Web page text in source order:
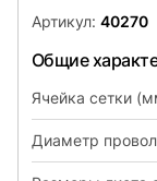
Артикул: 40270
Общие
Ячейка сетки
Диаметр